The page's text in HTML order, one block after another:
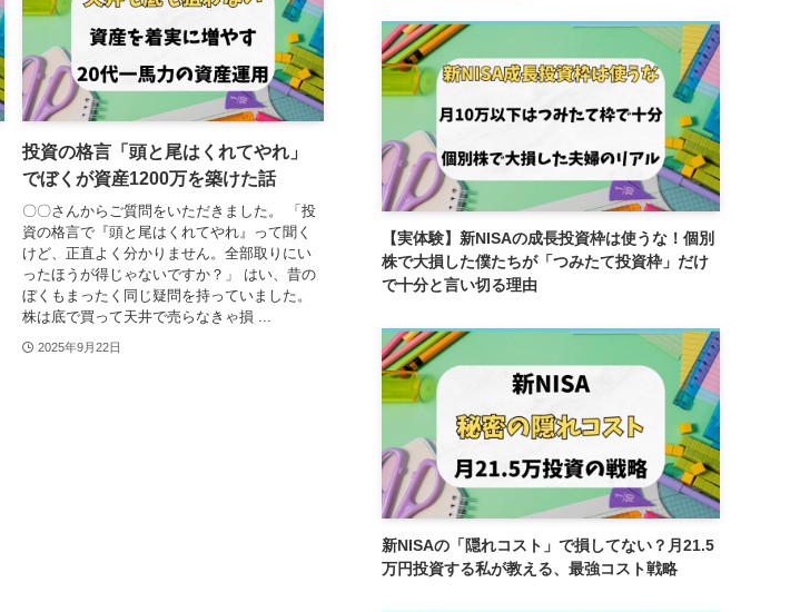
投資の格言「頭と尾はくれてやれ」
でぼくが資産1200万を築けた話
〇〇さんからご質問をいただきました。 「投
資の格言で『頭と尾はくれてやれ』って聞く
けど、正直よく分かりません。全部取りにい
ったほうが得じゃないですか？」 はい、昔の
ぼくもまったく同じ疑問を持っていました。
株は底で買って天井で売らなきゃ損 ...
2025年9月22日
【実体験】新NISAの成長投資枠は使うな！個別
株で大損した僕たちが「つみたて投資枠」だけ
で十分と言い切る理由
新NISAの「隠れコスト」で損してない？月21.5
万円投資する私が教える、最強コスト戦略